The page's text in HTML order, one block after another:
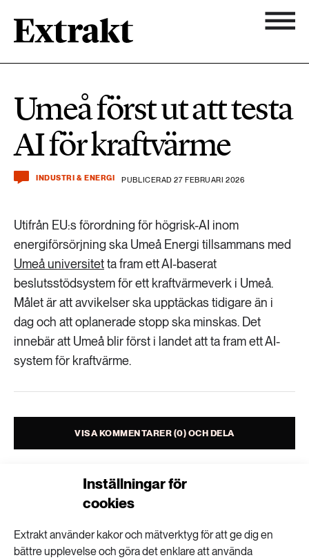
Inställningar för
cookies
Extrakt använder kakor och mätverktyg för att ge dig en
bättre upplevelse och göra det enklare att använda
Biologisk mångfald
Hållbara städer
Industri & Energi
Klimat
Landsbygd
Livsstil & konsumtion
Mat & jordbruk
Transport
Nyhetsbrev
Om Extrakt
900 ARTIKLAR
584 ARTIKLAR
Hållbara städer
473 ARTIKLAR
471 ARTIKLAR
Kemikalier
1492 ARTIKLAR
Klimat
252 ARTIKLAR
Landsbygd
Umeå först ut att testa
AI för kraftvärme
INDUSTRI & ENERGI PUBLICERAD 27 FEBRUARI 2026
Utifrån EU:s förordning för högrisk-AI inom
energiförsörjning ska Umeå Energi tillsammans med
Umeå universitetta fram ett AI-baserat
beslutsstödsystem för ett kraftvärmeverk i Umeå.
Målet är att avvikelser ska upptäckas tidigare än i
dag och att oplanerade stopp ska minskas. Det
innebär att Umeå blir först i landet att ta fram ett AI-
system för kraftvärme.
VISA KOMMENTARER (0) OCH DELA
Nyhetsbrev